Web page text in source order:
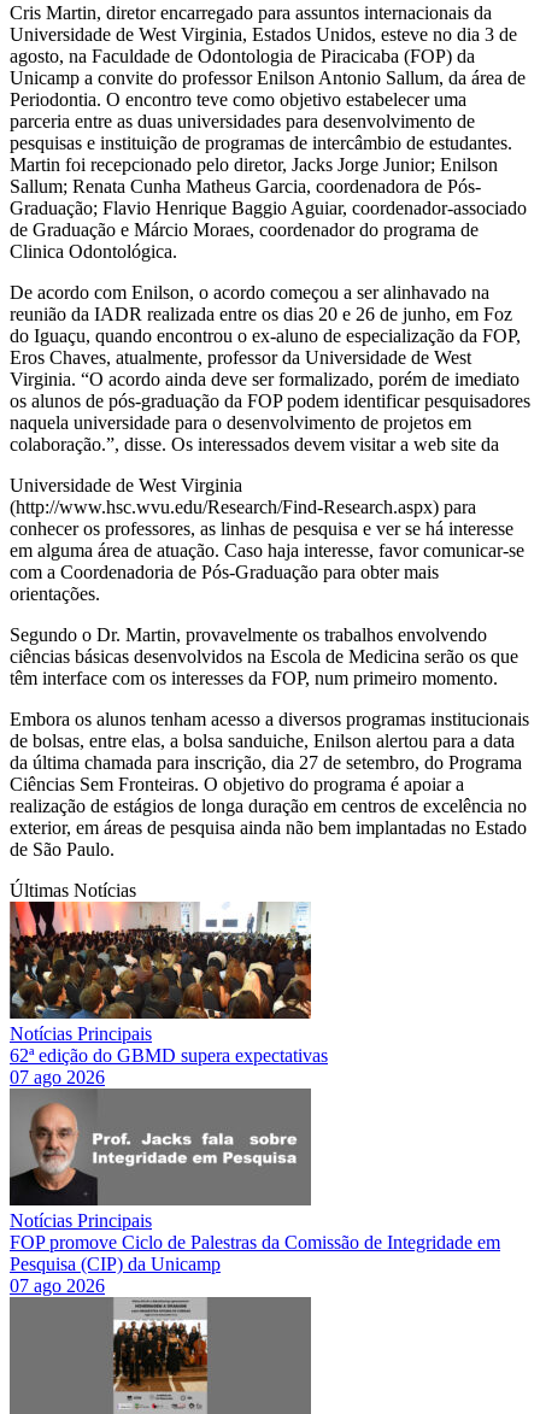
Cris Martin, diretor encarregado para assuntos internacionais da
Universidade de West Virginia, Estados Unidos, esteve no dia 3 de
agosto, na Faculdade de Odontologia de Piracicaba (FOP) da
Unicamp a convite do professor Enilson Antonio Sallum, da área de
Periodontia. O encontro teve como objetivo estabelecer uma
parceria entre as duas universidades para desenvolvimento de
pesquisas e instituição de programas de intercâmbio de estudantes.
Martin foi recepcionado pelo diretor, Jacks Jorge Junior; Enilson
Sallum; Renata Cunha Matheus Garcia, coordenadora de Pós-
Graduação; Flavio Henrique Baggio Aguiar, coordenador-associado
de Graduação e Márcio Moraes, coordenador do programa de
Clinica Odontológica.
De acordo com Enilson, o acordo começou a ser alinhavado na
reunião da IADR realizada entre os dias 20 e 26 de junho, em Foz
do Iguaçu, quando encontrou o ex-aluno de especialização da FOP,
Eros Chaves, atualmente, professor da Universidade de West
Virginia. “O acordo ainda deve ser formalizado, porém de imediato
os alunos de pós-graduação da FOP podem identificar pesquisadores
naquela universidade para o desenvolvimento de projetos em
colaboração.”, disse. Os interessados devem visitar a web site da
Universidade de West Virginia
(http://www.hsc.wvu.edu/Research/Find-Research.aspx) para
conhecer os professores, as linhas de pesquisa e ver se há interesse
em alguma área de atuação. Caso haja interesse, favor comunicar-se
com a Coordenadoria de Pós-Graduação para obter mais
orientações.
Segundo o Dr. Martin, provavelmente os trabalhos envolvendo
ciências básicas desenvolvidos na Escola de Medicina serão os que
têm interface com os interesses da FOP, num primeiro momento.
Embora os alunos tenham acesso a diversos programas institucionais
de bolsas, entre elas, a bolsa sanduiche, Enilson alertou para a data
da última chamada para inscrição, dia 27 de setembro, do Programa
Ciências Sem Fronteiras. O objetivo do programa é apoiar a
realização de estágios de longa duração em centros de excelência no
exterior, em áreas de pesquisa ainda não bem implantadas no Estado
de São Paulo.
Últimas Notícias
Notícias Principais
62ª edição do GBMD supera expectativas
07 ago 2026
Notícias Principais
FOP promove Ciclo de Palestras da Comissão de Integridade em
Pesquisa (CIP) da Unicamp
07 ago 2026